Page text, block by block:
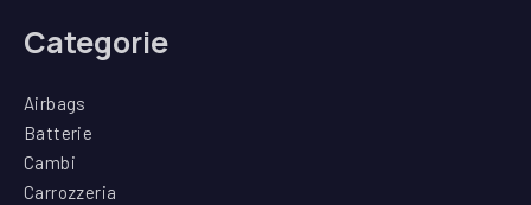
Categorie
Airbags
Batterie
Cambi
Carrozzeria